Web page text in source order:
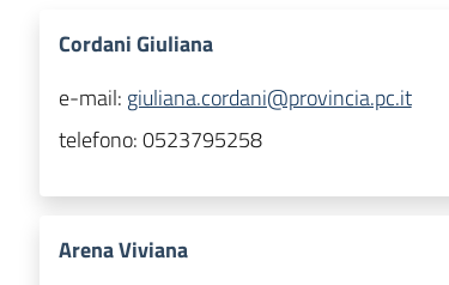
Cordani Giuliana
e-mail: giuliana.cordani@provincia.pc.it
telefono:0523795258
Arena Viviana